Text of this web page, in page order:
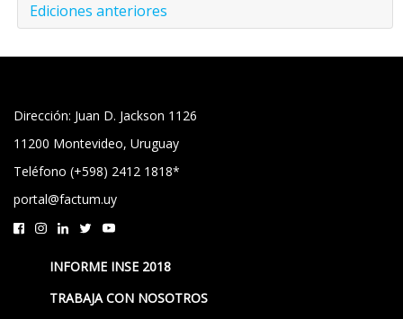
Ediciones anteriores
Dirección: Juan D. Jackson 1126
11200 Montevideo, Uruguay
Teléfono (+598) 2412 1818*
portal@factum.uy
INFORME INSE 2018
TRABAJA CON NOSOTROS